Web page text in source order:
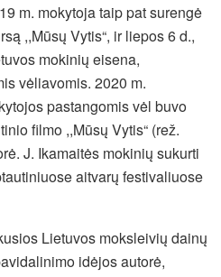
m. mokytoja taip pat surengė
,,Mūsų Vytis“, ir liepos 6 d.,
mokinių eisena,
vėliavomis. 2020 m.
pastangomis vėl buvo
filmo ,,Mūsų Vytis“ (rež.
J. Ikamaitės mokinių sukurti
aitvarų festivaliuose
Lietuvos moksleivių dainų
idėjos autorė,